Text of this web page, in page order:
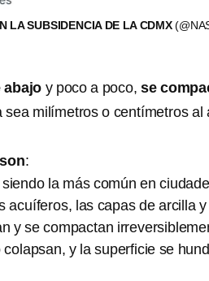
LA SUBSIDENCIA DE LA CDMX
abajo y poco a poco, se
sea milímetros o centímetros al
:
la más común en
acuíferos, las capas de arcilla y
y se compactan
y la superficie se